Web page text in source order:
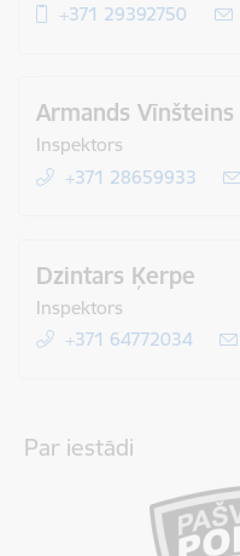
+371 29392750
Armands Vīnšteins
Inspektors
+371 28659933
Dzintars Ķerpe
Inspektors
+371 64772034
Par iestādi